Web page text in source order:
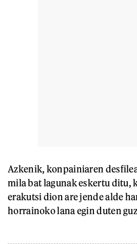
Azkenik, konpainiaren
mila bat lagunak eskertu ditu,
erakutsi dion are jende alde
horrainoko lana egin duten